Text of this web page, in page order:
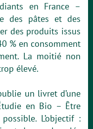
en France –
des pâtes et des
des produits issus
% en consomment
La moitié non
élevé.
un livret d’une
en Bio – Être
L’objectif :